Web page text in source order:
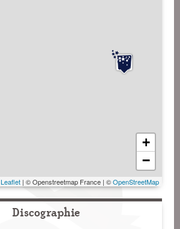
+
−
Leaflet | © Openstreetmap France | ©OpenStreetMap
Discographie